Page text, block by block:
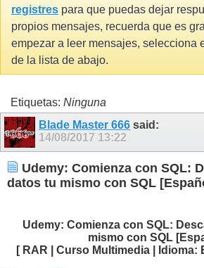
registres para que puedas dejar
propios mensajes, recuerda que es
empezar a leer mensajes, selecciona
de la lista de abajo.
Etiquetas: Ninguna
Blade Master 666 said:
14/08/2017 13:22
Udemy: Comienza con SQL:
datos tu mismo con SQL
Udemy: Comienza con SQL:
mismo con SQL
[ RAR | Curso Multimedia | Idioma: